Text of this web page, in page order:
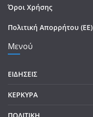
Όροι Χρήσης
Πολιτική Απορρήτου (ΕΕ)
Μενού
ΕΙΔΗΣΕΙΣ
ΚΕΡΚΥΡΑ
ΠΟΛΙΤΙΚΗ